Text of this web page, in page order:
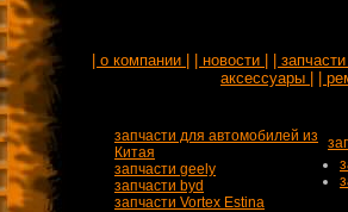
| о компании | | новости |
|
аксессуары |
|
запчасти для автомобилей из
Китая
запчасти geely
запчасти byd
запчасти Vortex Estina